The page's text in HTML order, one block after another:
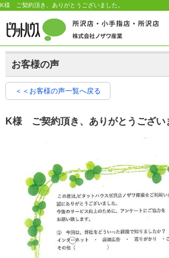
K様 ご契約頂き、ありがとうございました。
お客様の声
＜＜お客様の声一覧へ戻る
K様 ご契約頂き、ありがとうござい